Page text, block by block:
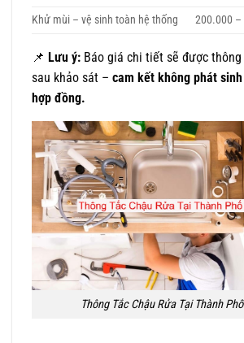
Khử mùi – vệ sinh toàn hệ thống
200.000
📌 Lưu ý: Báo giá chi tiết sẽ được
sau khảo sát – cam kết không phát
hợp đồng.
Thông Tắc Chậu Rửa Tại Thành